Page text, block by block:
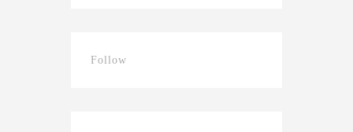
Follow